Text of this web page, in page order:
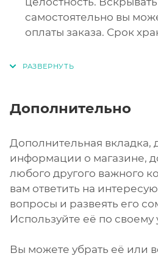
самостоятельно вы
оплаты заказа. Срок
Дополнительно
Дополнительная
информации о магазине,
любого другого важного
вам ответить на
вопросы и развеять его
Используйте её по
Вы можете убрать её или